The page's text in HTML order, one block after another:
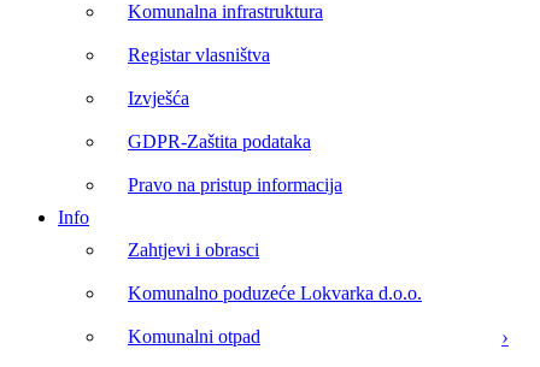
Komunalna infrastruktura
Registar vlasništva
Izvješća
GDPR-Zaštita podataka
Pravo na pristup informacija
Info
Zahtjevi i obrasci
Komunalno poduzeće Lokvarka d.o.o.
Komunalni otpad